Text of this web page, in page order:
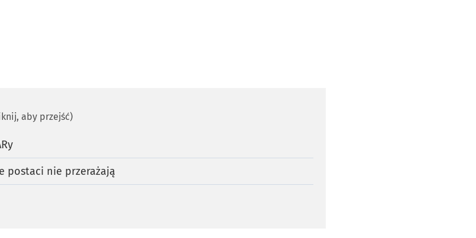
aby przejść)
postaci nie przerażają